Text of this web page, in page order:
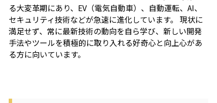
る大変革期にあり、EV（電気自動車）、自動運転、AI、
セキュリティ技術などが急速に進化しています。 現状に
満足せず、常に最新技術の動向を自ら学び、新しい開発
手法やツールを積極的に取り入れる好奇心と向上心があ
る方に向いています。